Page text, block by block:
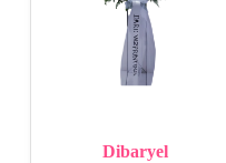
Dibaryel